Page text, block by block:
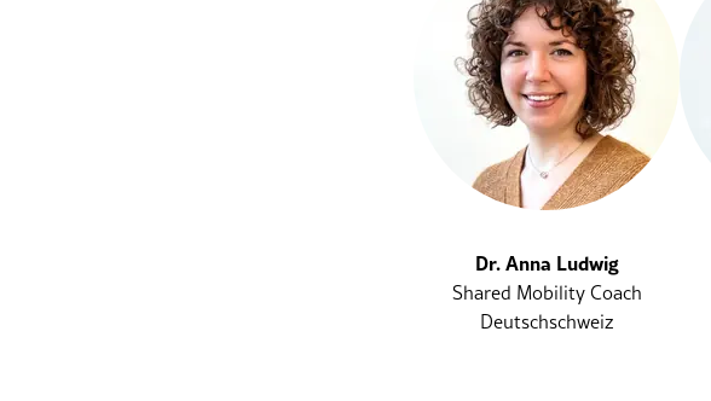
Dr. Anna Ludwig
Shared Mobility Coach
Deutschschweiz